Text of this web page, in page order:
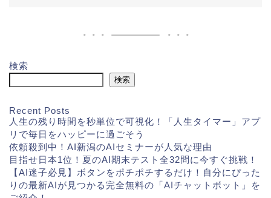
検索
検索
Recent Posts
人生の残り時間を秒単位で可視化！「人生タイマー」アプ
リで毎日をハッピーに過ごそう
依頼殺到中！AI新潟のAIセミナーが人気な理由
目指せ日本1位！夏のAI期末テスト全32問に今すぐ挑戦！
【AI迷子必見】ボタンをポチポチするだけ！自分にぴった
りの最新AIが見つかる完全無料の「AIチャットボット」を